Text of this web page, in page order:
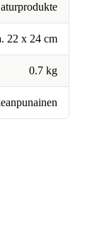
22 x 24 cm
0.7 kg